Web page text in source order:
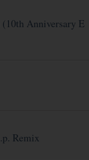
Anniversary E
Remix